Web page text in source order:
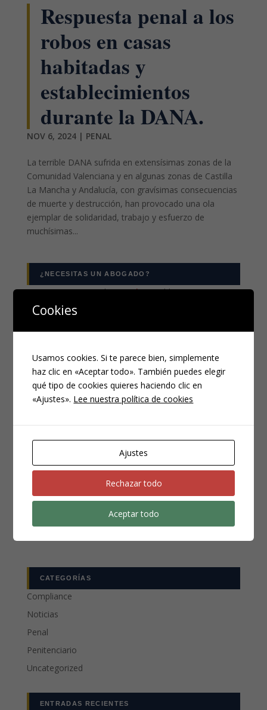
Respuesta penal a los
robos en casas
habitadas y
establecimientos
durante la DANA.
NOV 6, 2024| PENAL
La terrible DANA sufrida en extensísimas zonas de la
Comunidad Valenciana y en algunas zonas de Castilla
La Mancha y Andalucía, con gravísimas consecuencias
de muerte y destrucción, han provocado una ola
ejemplar de solidaridad, trabajo y esfuerzo de
muchísimas...
¿NECESITAS UN ABOGADO?
Los campos marcados con*son obligatorios
Nombre*
Email*
Teléfono*
CATEGORÍAS
Compliance
Noticias
Penal
Penitenciario
Uncategorized
ENTRADAS RECIENTES
Cookies
Usamos cookies. Si te parece bien, simplemente
haz clic en «Aceptar todo». También puedes elegir
qué tipo de cookies quieres haciendo clic en
«Ajustes». Lee nuestra política de cookies
Ajustes
Rechazar todo
Aceptar todo